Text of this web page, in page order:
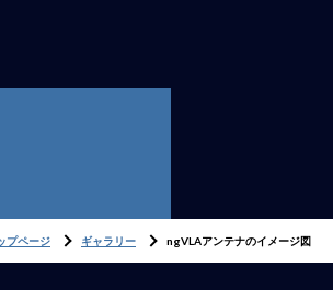
プページ ギャラリー ngVLAアンテナのイメージ図